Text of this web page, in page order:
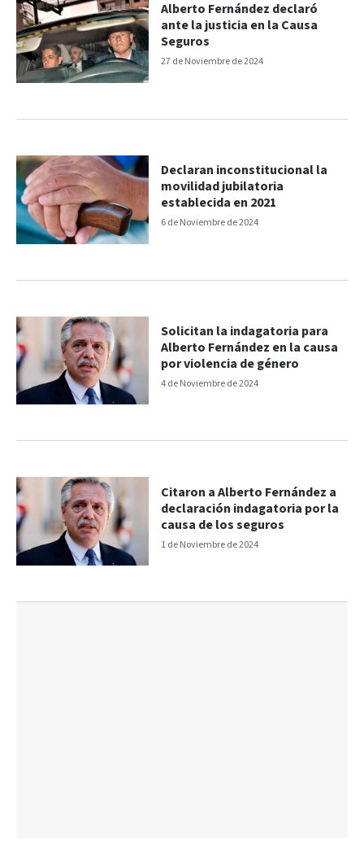
27 de Noviembre de 2024
Alberto Fernández declaró
ante la justicia en la Causa
Seguros
6 de Noviembre de 2024
Declaran inconstitucional la
movilidad jubilatoria
establecida en 2021
4 de Noviembre de 2024
Solicitan la indagatoria para
Alberto Fernández en la causa
por violencia de género
1 de Noviembre de 2024
Citaron a Alberto Fernández a
declaración indagatoria por la
causa de los seguros